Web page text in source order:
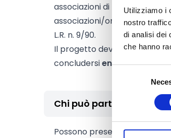
Utilizziamo i
nostro
di analisi dei
che hanno
associazioni di migranti e
associazioni/organizzazioni
L.R. n. 9/90.
Il progetto deve avere una
concludersientro il 31
Chi può partecipare
Possono presentare